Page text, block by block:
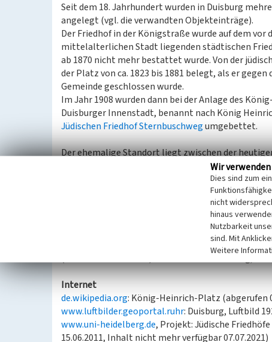
Seit dem 18. Jahrhundert wurden in Duisburg
angelegt (vgl. die verwandten Objekteinträge).
Der Friedhof in der Königstraße wurde auf dem vor
mittelalterlichen Stadt liegenden städtischen
ab 1870 nicht mehr bestattet wurde. Von der
der Platz von ca. 1823 bis 1881 belegt, als er gegen
Gemeinde geschlossen wurde.
Im Jahr 1908 wurden dann bei der Anlage des
Duisburger Innenstadt, benannt nach König
Jüdischen Friedhof Sternbuschwegumgebettet.
Der ehemalige Standort liegt zwischen der
der Einfahrt in eine Tiefgarage unter dem König-
Standort des ehemaligen jüdischen
Die hiesige Lokalisierung der Geometrie folgt
1985, Tafel 1). Auch die Karte der zwischen 1836
hier verzeichnete Lage entsprechend an, während
Begräbnisplatz nicht mehr erkennen lässt
Internet
de.wikipedia.org: König-Heinrich-Platz (abgerufen
www.luftbilder.geoportal.ruhr: Duisburg, Luftbild
www.uni-heidelberg.de, Projekt: Jüdische
15.06.2011, Inhalt nicht mehr verfügbar 07.07.2021)
Wir
Dies sind zum
nicht
hinaus
Nutzbarkeit
sind. Mit
Weitere